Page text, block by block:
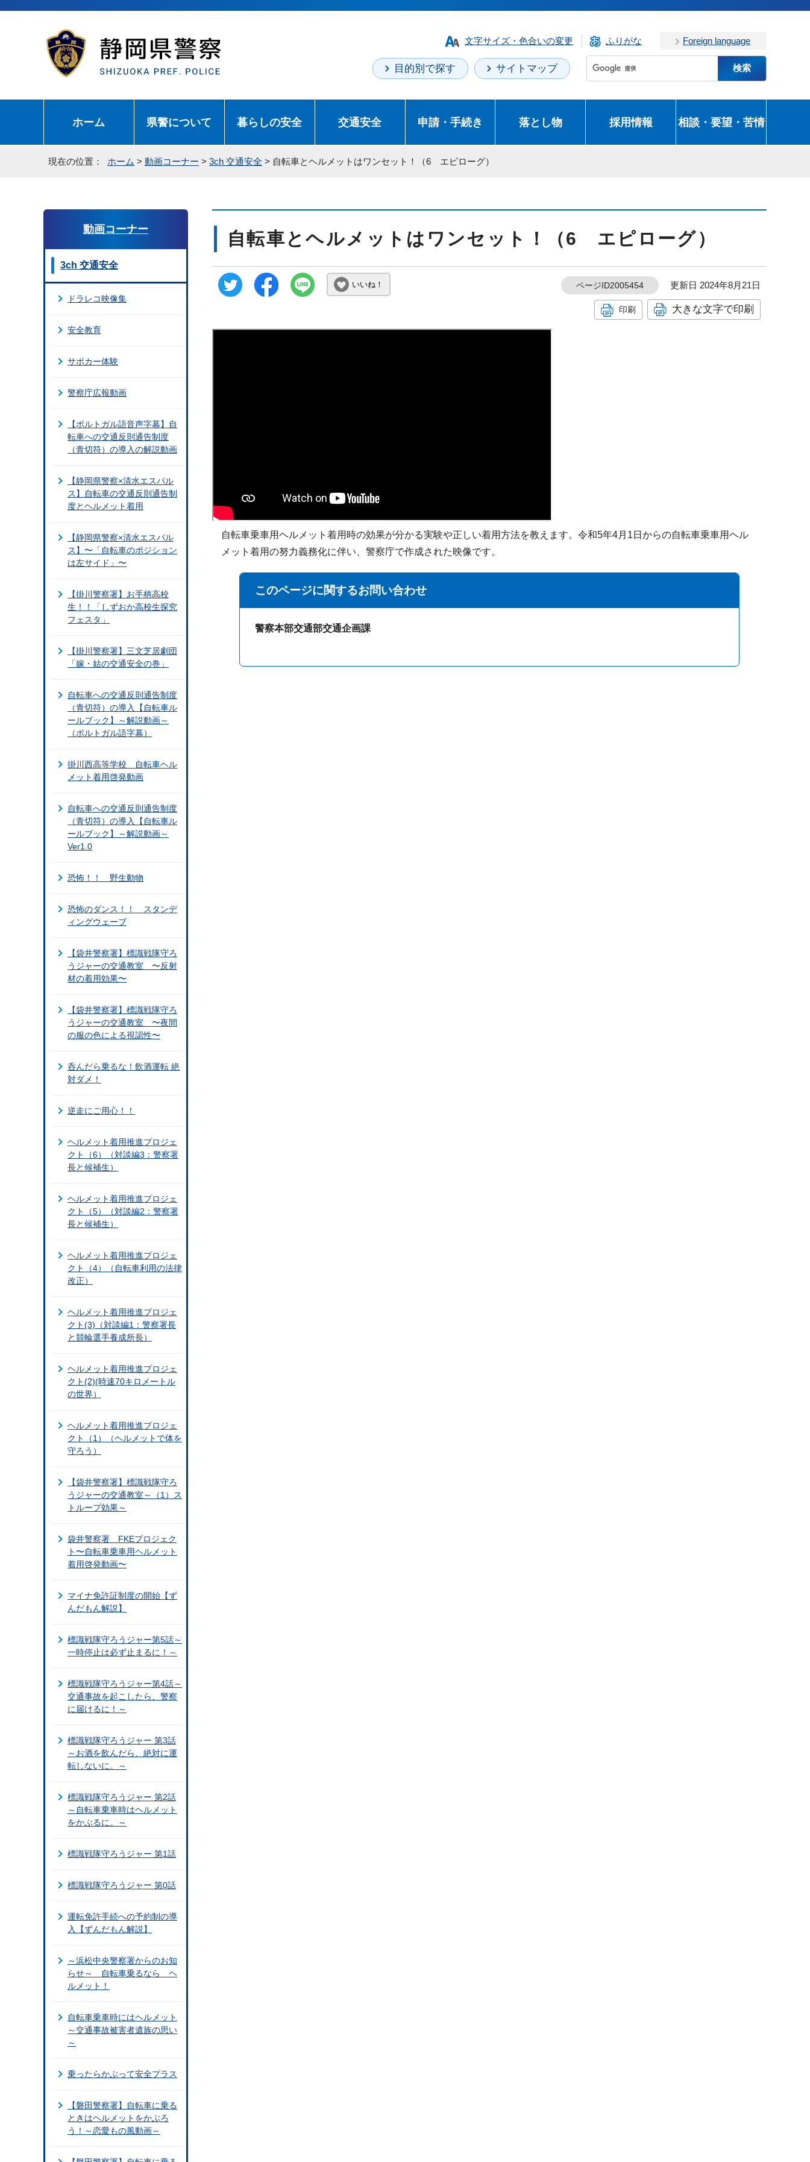
文字サイズ・色合いの変更 ふりがな Foreign language
目的別で探す サイトマップ
ホーム 県警について 暮らしの安全 交通安全 申請・手続き 落とし物 採用情報 相談・要望・苦情
現在の位置： ホーム > 動画コーナー > 3ch 交通安全 > 自転車とヘルメットはワンセット！（6 エピローグ）
自転車とヘルメットはワンセット！（6 エピローグ）
いいね！ ページID2005454 更新日 2024年8月21日
印刷 大きな文字で印刷
自転車乗車用ヘルメット着用時の効果が分かる実験や正しい着用方法を教えます。令和5年4月1日からの自転車乗車用ヘル
メット着用の努力義務化に伴い、警察庁で作成された映像です。
このページに関するお問い合わせ
警察本部交通部交通企画課
動画コーナー
3ch 交通安全
ドラレコ映像集
安全教育
サポカー体験
警察庁広報動画
【ポルトガル語音声字幕】自
転車への交通反則通告制度
（青切符）の導入の解説動画
【静岡県警察×清水エスパル
ス】自転車の交通反則通告制
度とヘルメット着用
【静岡県警察×清水エスパル
ス】〜「自転車のポジション
は左サイド」〜
【掛川警察署】お手柄高校
生！！「しずおか高校生探究
フェスタ」
【掛川警察署】三文芝居劇団
「嫁・姑の交通安全の巻」
自転車への交通反則通告制度
（青切符）の導入【自転車ル
ールブック】～解説動画～
（ポルトガル語字幕）
掛川西高等学校 自転車ヘル
メット着用啓発動画
自転車への交通反則通告制度
（青切符）の導入【自転車ル
ールブック】～解説動画～
Ver1.0
恐怖！！ 野生動物
恐怖のダンス！！ スタンデ
ィングウェーブ
【袋井警察署】標識戦隊守ろ
うジャーの交通教室 〜反射
材の着用効果〜
【袋井警察署】標識戦隊守ろ
うジャーの交通教室 〜夜間
の服の色による視認性〜
呑んだら乗るな！飲酒運転 絶
対ダメ！
逆走にご用心！！
ヘルメット着用推進プロジェ
クト（6）（対談編3：警察署
長と候補生）
ヘルメット着用推進プロジェ
クト（5）（対談編2：警察署
長と候補生）
ヘルメット着用推進プロジェ
クト（4）（自転車利用の法律
改正）
ヘルメット着用推進プロジェ
クト(3)（対談編1：警察署長
と競輪選手養成所長）
ヘルメット着用推進プロジェ
クト(2)(時速70キロメートル
の世界）
ヘルメット着用推進プロジェ
クト（1）（ヘルメットで体を
守ろう）
【袋井警察署】標識戦隊守ろ
うジャーの交通教室～（1）ス
トループ効果～
袋井警察署 FKEプロジェク
ト〜自転車乗車用ヘルメット
着用啓発動画〜
マイナ免許証制度の開始【ず
んだもん解説】
標識戦隊守ろうジャー第5話～
一時停止は必ず止まるに！～
標識戦隊守ろうジャー第4話～
交通事故を起こしたら、警察
に届けるに！～
標識戦隊守ろうジャー 第3話
～お酒を飲んだら、絶対に運
転しないに。～
標識戦隊守ろうジャー 第2話
～自転車乗車時はヘルメット
をかぶるに。～
標識戦隊守ろうジャー 第1話
標識戦隊守ろうジャー 第0話
運転免許手続への予約制の導
入【ずんだもん解説】
～浜松中央警察署からのお知
らせ～ 自転車乗るなら ヘ
ルメット！
自転車乗車時にはヘルメット
～交通事故被害者遺族の思い
～
乗ったらかぶって安全プラス
【磐田警察署】自転車に乗る
ときはヘルメットをかぶろ
う！～恋愛もの風動画～